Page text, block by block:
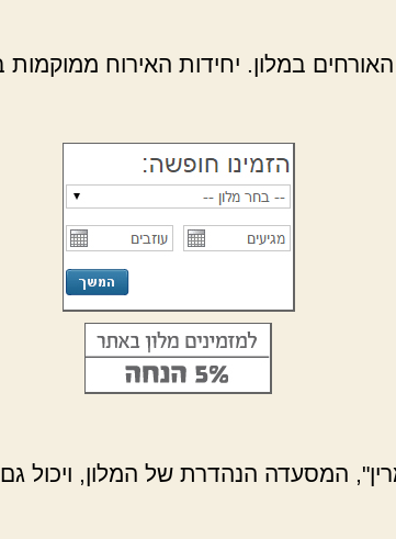
במלון. יחידות האירוח ממוקמות
המסעדה הנהדרת של המלון, ויכול